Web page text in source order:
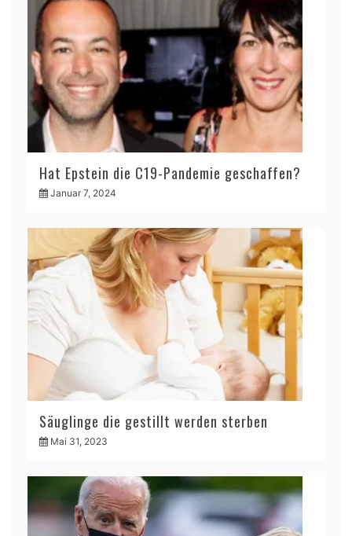
Hat Epstein die C19-Pandemie geschaffen?
Januar 7, 2024
Säuglinge die gestillt werden sterben
Mai 31, 2023